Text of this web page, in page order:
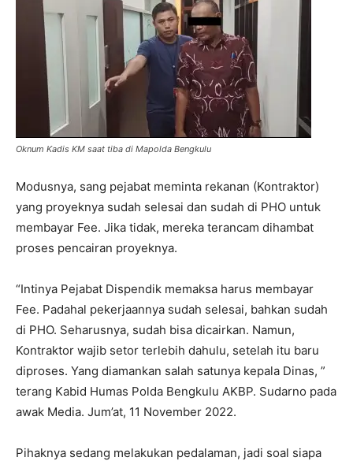
Oknum Kadis KM saat tiba di Mapolda Bengkulu
Modusnya, sang pejabat meminta rekanan (Kontraktor)
yang proyeknya sudah selesai dan sudah di PHO untuk
membayar Fee. Jika tidak, mereka terancam dihambat
proses pencairan proyeknya.
“Intinya Pejabat Dispendik memaksa harus membayar
Fee. Padahal pekerjaannya sudah selesai, bahkan sudah
di PHO. Seharusnya, sudah bisa dicairkan. Namun,
Kontraktor wajib setor terlebih dahulu, setelah itu baru
diproses. Yang diamankan salah satunya kepala Dinas, ”
terang Kabid Humas Polda Bengkulu AKBP. Sudarno pada
awak Media. Jum’at, 11 November 2022.
Pihaknya sedang melakukan pedalaman, jadi soal siapa